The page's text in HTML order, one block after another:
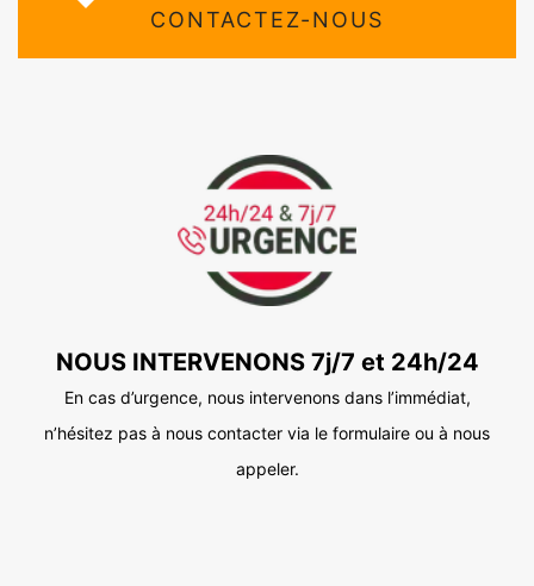
CONTACTEZ-NOUS
NOUS INTERVENONS 7j/7 et 24h/24
En cas d’urgence, nous intervenons dans l’immédiat,
n’hésitez pas à nous contacter via le formulaire ou à nous
appeler.